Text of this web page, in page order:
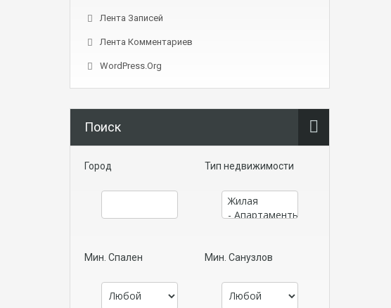
Лента Записей
Лента Комментариев
WordPress.org
Поиск
Город Тип недвижимости
Мин. Спален Мин. Санузлов